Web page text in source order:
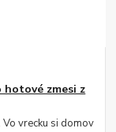
hotové zmesi z
vrecku si domov